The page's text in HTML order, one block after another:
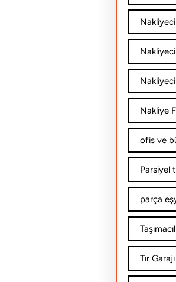
Nakliye
ofis ve
Parsiyel
parça
Tır